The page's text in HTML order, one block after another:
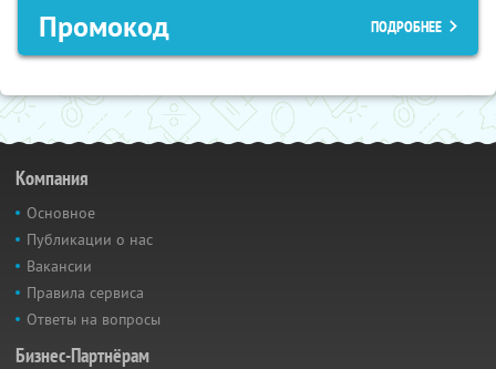
Промокод ПОДРОБНЕЕ
Компания
Основное
Публикации о нас
Вакансии
Правила сервиса
Ответы на вопросы
Бизнес-Партнёрам